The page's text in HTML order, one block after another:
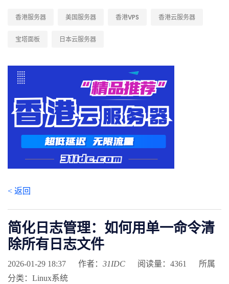
香港服务器 美国服务器 香港VPS 香港云服务器
宝塔面板 日本云服务器
< 返回
简化日志管理：如何用单一命令清
除所有日志文件
2026-01-29 18:37 作者： 31IDC 阅读量：4361
所属
分类：Linux系统